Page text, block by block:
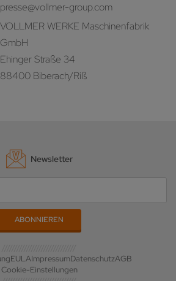
presse@vollmer-group.com
VOLLMER WERKE Maschinenfabrik
GmbH
Ehinger Straße 34
88400 Biberach/Riß
Newsletter
EULAImpressumDatenschutzAGB
Cookie-Einstellungen